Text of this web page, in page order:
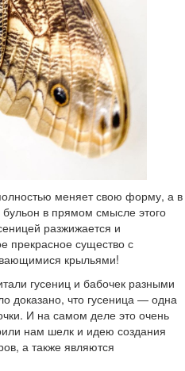
меняет свою форму, а в
в прямом смысле этого
разжижается и
прекрасное существо с
крыльями!
гусениц и бабочек разными
доказано, что гусеница — одна
И на самом деле это очень
нам шелк и идею создания
а также являются